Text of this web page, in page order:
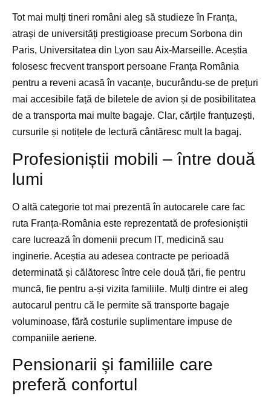
Tot mai mulți tineri români aleg să studieze în Franța,
atrași de universități prestigioase precum Sorbona din
Paris, Universitatea din Lyon sau Aix-Marseille. Aceștia
folosesc frecvent transport persoane Franța România
pentru a reveni acasă în vacanțe, bucurându-se de prețuri
mai accesibile față de biletele de avion și de posibilitatea
de a transporta mai multe bagaje. Clar, cărțile franțuzești,
cursurile și notițele de lectură cântăresc mult la bagaj.
Profesioniștii mobili – între două
lumi
O altă categorie tot mai prezentă în autocarele care fac
ruta Franța-România este reprezentată de profesioniștii
care lucrează în domenii precum IT, medicină sau
inginerie. Aceștia au adesea contracte pe perioadă
determinată și călătoresc între cele două țări, fie pentru
muncă, fie pentru a-și vizita familiile. Mulți dintre ei aleg
autocarul pentru că le permite să transporte bagaje
voluminoase, fără costurile suplimentare impuse de
companiile aeriene.
Pensionarii și familiile care
preferă confortul